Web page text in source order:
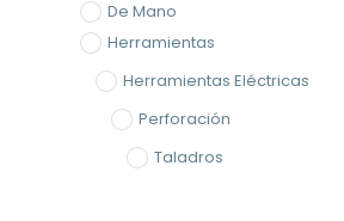
De Mano
Herramientas
Herramientas Eléctricas
Perforación
Taladros